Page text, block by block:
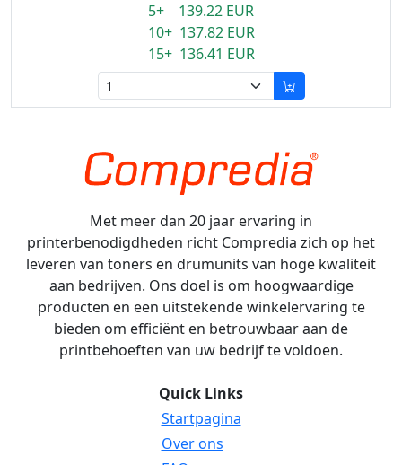
5+ 139.22 EUR
10+ 137.82 EUR
15+ 136.41 EUR
Met meer dan 20 jaar ervaring in
printerbenodigdheden richt Compredia zich op het
leveren van toners en drumunits van hoge kwaliteit
aan bedrijven. Ons doel is om hoogwaardige
producten en een uitstekende winkelervaring te
bieden om efficiënt en betrouwbaar aan de
printbehoeften van uw bedrijf te voldoen.
Quick Links
Startpagina
Over ons